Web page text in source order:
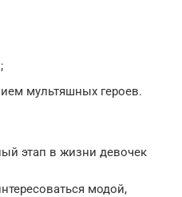
мультяшных героев.
этап в жизни девочек
модой,